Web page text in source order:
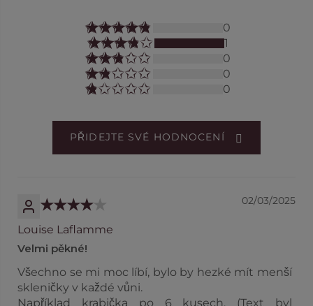
0
1
0
0
0
PŘIDEJTE SVÉ HODNOCENÍ
02/03/2025
Louise Laflamme
Velmi pěkné!
Všechno se mi moc líbí, bylo by hezké mít menší
skleničky v každé vůni.
Například krabička po 6 kusech. (Text byl